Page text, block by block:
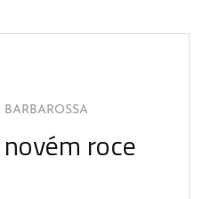
roce